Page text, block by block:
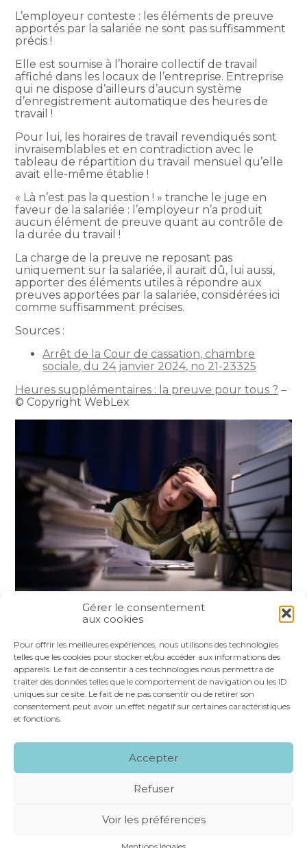
Gérer le consentement
aux cookies
Pour offrir les meilleures expériences, nous utilisons des technologies
telles que les cookies pour stocker et/ou accéder aux informations des
appareils. Le fait de consentir à ces technologies nous permettra de
traiter des données telles que le comportement de navigation ou les ID
uniques sur ce site. Le fait de ne pas consentir ou de retirer son
consentement peut avoir un effet négatif sur certaines caractéristiques
et fonctions.
Accepter
Refuser
Voir les préférences
L’employeur conteste : les éléments de preuve
apportés par la salariée ne sont pas suffisamment
précis !
Elle est soumise à l’horaire collectif de travail
affiché dans les locaux de l’entreprise. Entreprise
qui ne dispose d’ailleurs d’aucun système
d’enregistrement automatique des heures de
travail !
Pour lui, les horaires de travail revendiqués sont
invraisemblables et en contradiction avec le
tableau de répartition du travail mensuel qu’elle
avait elle-même établie !
« Là n’est pas la question ! » tranche le juge en
faveur de la salariée : l’employeur n’a produit
aucun élément de preuve quant au contrôle de
la durée du travail !
La charge de la preuve ne reposant pas
uniquement sur la salariée, il aurait dû, lui aussi,
apporter des éléments utiles à répondre aux
preuves apportées par la salariée, considérées ici
comme suffisamment précises.
Sources :
Arrêt de la Cour de cassation, chambre
sociale, du 24 janvier 2024, no 21-23325
Heures supplémentaires : la preuve pour tous ? –
© Copyright WebLex
FaceBook
TwitterLinkedIn
Footer
NOS SERVICES
NOS SPÉCIALITÉS
RECRUTEMENT CONTACT
MENTIONS LÉGALES PLAN DU SITE
CONCEPTION ET RÉALISATION CLASSE 7